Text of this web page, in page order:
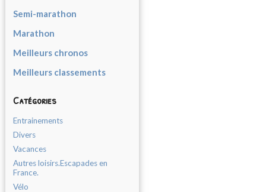
Semi-marathon
Marathon
Meilleurs chronos
Meilleurs classements
Catégories
Entrainements
Divers
Vacances
Autres loisirs.Escapades en
France.
Vélo